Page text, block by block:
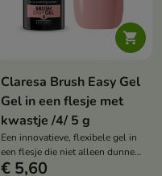

Claresa Brush Easy Gel
Gel in een flesje met
kwastje /4/ 5 g
Een innovatieve, flexibele gel in
een flesje die niet alleen dunne,
verzwakte nagels verhardt en
€ 5,60